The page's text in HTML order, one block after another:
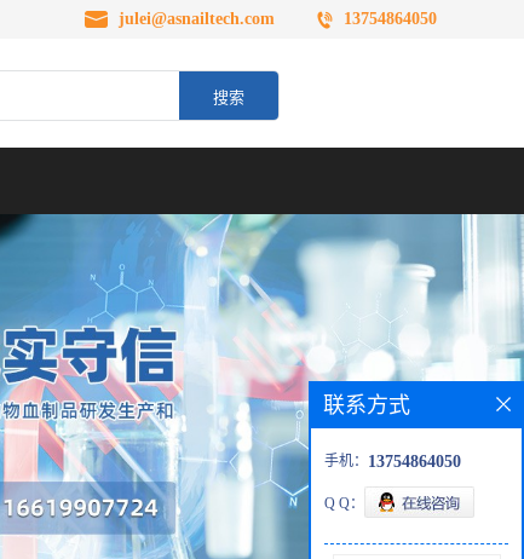
julei@asnailtech.com 13754864050
联系方式
手机： 13754864050
Q Q：